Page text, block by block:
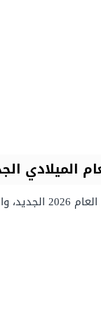
السنة الجديدة 2026م: